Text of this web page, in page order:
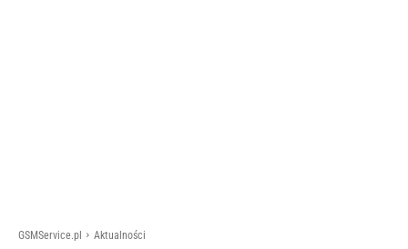
GSMService.pl Aktualności